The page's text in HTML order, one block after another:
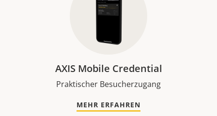
AXIS Mobile Credential
Praktischer Besucherzugang
MEHR ERFAHREN